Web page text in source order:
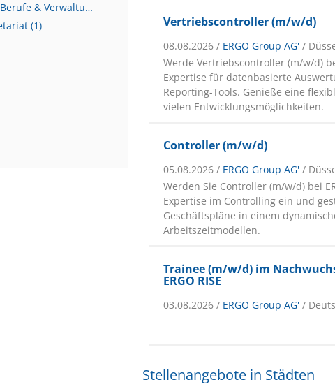
Kaufmännische Berufe & Verwaltung (1)
(1)
Vertriebscontroller (m/w/d)
08.08.2026 / ERGO Group AG' /
Werde Vertriebscontroller (m/w/d)
Expertise für datenbasierte
Reporting-Tools. Genieße eine
vielen Entwicklungsmöglichkeiten.
Controller (m/w/d)
05.08.2026 / ERGO Group AG' /
Werden Sie Controller (m/w/d) bei
Expertise im Controlling ein und
Geschäftspläne in einem
Arbeitszeitmodellen.
Trainee (m/w/d) im
ERGO RISE
03.08.2026 / ERGO Group AG' /
Stellenangebote in Städten